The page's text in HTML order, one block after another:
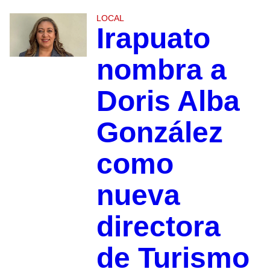
LOCAL
Irapuato
nombra a
Doris Alba
González
como
nueva
directora
de Turismo